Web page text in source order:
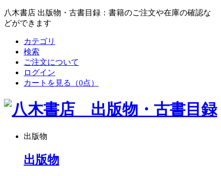
八木書店 出版物・古書目録：書籍のご注文や在庫の確認な
どができます
カテゴリ
検索
ご注文について
ログイン
カートを見る
（0点）
出版物
出版物